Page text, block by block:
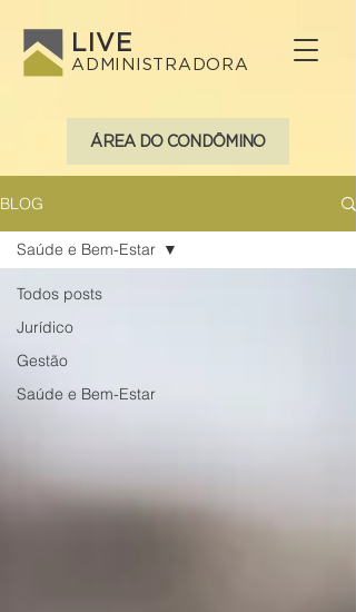
LIVE
ADMINISTRADORA
ÁREA DO CONDÔMINO
BLOG
Todos posts
Jurídico
Gestão
Saúde e Bem-Estar
Saúde e Bem-Estar